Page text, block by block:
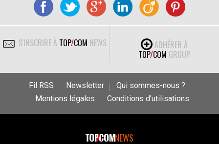
S'INSCRIRE À TOP/COM NEWS
ADHÉRER À
TOP/COM GROUP
Fil RSS Newsletter
Qui sommes-nous ?
Mentions légales
Conditions d’utilisations
NEWS